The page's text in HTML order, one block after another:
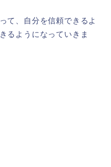
て、自分を信頼できるよ
るようになっていきま